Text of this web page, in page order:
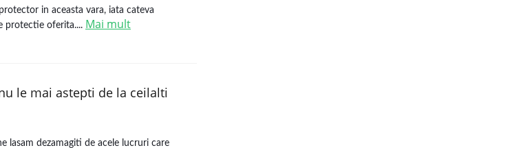
in aceasta vara, iata cateva
protectie oferita.... Mai mult
le mai astepti de la ceilalti
lasam dezamagiti de acele lucruri care